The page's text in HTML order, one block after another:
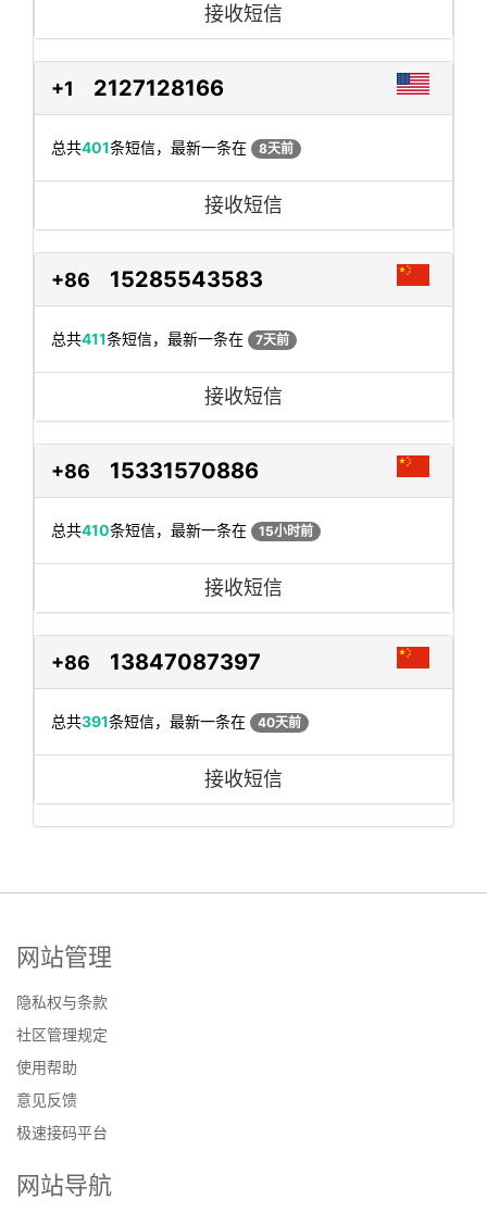
接收短信
+1 2127128166
总共401条短信，最新一条在 8天前
接收短信
+86 15285543583
总共411条短信，最新一条在 7天前
接收短信
+86 15331570886
总共410条短信，最新一条在 15小时前
接收短信
+86 13847087397
总共391条短信，最新一条在 40天前
接收短信
网站管理
隐私权与条款
社区管理规定
使用帮助
意见反馈
极速接码平台
网站导航